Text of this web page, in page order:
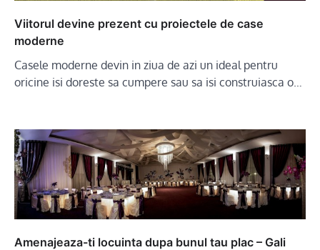
Viitorul devine prezent cu proiectele de case
moderne
Casele moderne devin in ziua de azi un ideal pentru
oricine isi doreste sa cumpere sau sa isi construiasca o…
Amenajeaza-ti locuinta dupa bunul tau plac – Gali